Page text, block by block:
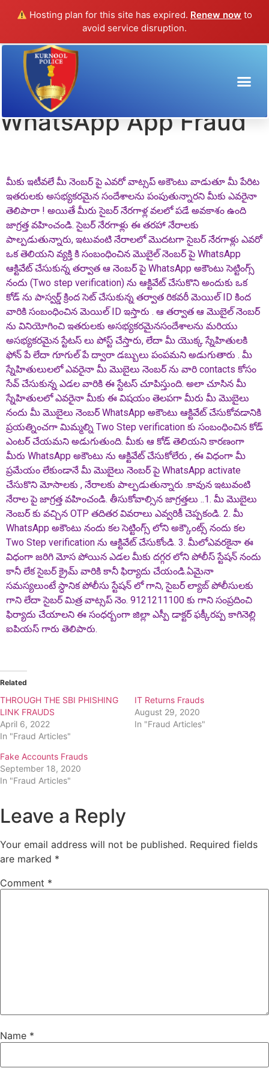
Hosting plan for this site has expired. Renew now to
avoid service disruption.
Enabling Settings On
WhatsApp App Fraud
మీకు ఇటీవలే మీ నెంబర్ పై ఎవరో వాట్సప్ అకౌంటు వాడుతూ మీ పేరిట
ఇతరులకు అసభ్యకరమైన సందేశాలను పంపుతున్నారని మీకు ఎవరైనా
తెలిపారా ! అయితే మీరు సైబర్ నేరగాళ్ల వలలో పడే అవకాశం ఉంది
జాగ్రత్త వహించండి. సైబర్ నేరగాళ్లు ఈ తరహా నేరాలకు
పాల్పడుతున్నారు, ఇటువంటి నేరాలలో మొదటగా సైబర్ నేరగాళ్లు ఎవరో
ఒక తెలియని వ్యక్తి కి సంబంధించిన మొబైల్ నెంబర్ పై WhatsApp
ఆక్టివేట్ చేసుకున్న తర్వాత ఆ నెంబర్ పై WhatsApp అకౌంటు సెట్టింగ్స్
నందు (Two step verification) ను ఆక్టివేట్ చేసుకొని అందుకు ఒక
కోడ్ ను పాస్వర్డ్ క్రింద సెట్ చేసుకున్న తర్వాత రికవరీ మెయిల్ ID కింద
వారికి సంబంధించిన మెయిల్ ID ఇస్తారు . ఆ తర్వాత ఆ మొబైల్ నెంబర్
ను వినియోగించి ఇతరులకు అసభ్యకరమైనసందేశాలను మరియు
అసభ్యకరమైన స్టేటస్ లు పోస్ట్ చేస్తారు, లేదా మీ యొక్క స్నేహితులకి
ఫోన్ పే లేదా గూగుల్ పే ద్వారా డబ్బులు పంపమని అడుగుతారు . మీ
స్నేహితులులలో ఎవరైనా మీ మొబైలు నెంబర్ ను వారి contacts కోసం
సేవ్ చేసుకున్న ఎడల వారికి ఈ స్టేటస్ చూపిస్తుంది. అలా చూసిన మీ
స్నేహితులలో ఎవరైనా మీకు ఈ విషయం తెలపగా మీరు మీ మొబైలు
నందు మీ మొబైలు నెంబర్ WhatsApp అకౌంటు ఆక్టివేట్ చేసుకోవడానికి
ప్రయత్నించగా మిమ్మల్ని Two Step verification కు సంబంధించిన కోడ్
ఎంటర్ చేయమని అడుగుతుంది. మీకు ఆ కోడ్ తెలియని కారణంగా
మీరు WhatsApp అకౌంటు ను ఆక్టివేట్ చేసుకోలేరు , ఈ విధంగా మీ
ప్రమేయం లేకుండానే మీ మొబైలు నెంబర్ పై WhatsApp activate
చేసుకొని మోసాలకు , నేరాలకు పాల్పడుతున్నారు .కావున ఇటువంటి
నేరాల పై జాగ్రత్త వహించండి. తీసుకోవాల్సిన జాగ్రత్తలు ..1. మీ మొబైలు
నెంబర్ కు వచ్చిన OTP తదితర వివరాలు ఎవ్వరికీ చెప్పకండి. 2. మీ
WhatsApp అకౌంటు నందు కల సెట్టింగ్స్ లోని అక్కౌంట్స్ నందు కల
Two Step verification ను ఆక్టివేట్ చేసుకోండి. 3. మీలోఎవరకైనా ఈ
విధంగా జరిగి మోస పోయిన ఎడల మీకు దగ్గర లోని పోలీస్ స్టేషన్ నందు
కానీ లేక సైబర్ క్రైమ్ వారికి కానీ ఫిర్యాదు చేయండి.ఏమైనా
సమస్యలుంటే స్ధానిక పోలీసు స్టేషన్ లో గాని, సైబర్ ల్యాబ్ పోలీసులకు
గాని లేదా సైబర్ మిత్ర వాట్సప్ నెం. 9121211100 కు గాని సంప్రదించి
ఫిర్యాదు చేయాలని ఈ సంధర్బంగా జిల్లా ఎస్పీ డాక్టర్ ఫక్కీరప్ప కాగినెల్లి
ఐపియస్ గారు తెలిపారు.
Related
THROUGH THE SBI PHISHING
LINK FRAUDS
April 6, 2022
In "Fraud Articles"
IT Returns Frauds
August 29, 2020
In "Fraud Articles"
Fake Accounts Frauds
September 18, 2020
In "Fraud Articles"
Leave a Reply
Your email address will not be published. Required fields
are marked *
Comment *
Name *